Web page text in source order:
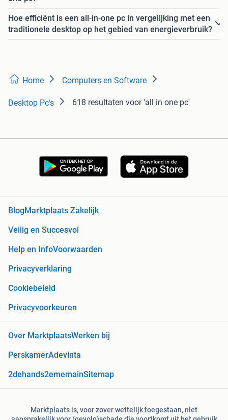
Hoe efficiënt is een all-in-one pc in vergelijking met een
traditionele desktop op het gebied van energieverbruik?
Home Computers en Software
Desktop Pc's 618 resultaten voor 'all in one pc'
BlogMarktplaats Zakelijk
Veilig en Succesvol
Help en InfoVoorwaarden
Privacyverklaring
Cookiebeleid
Privacyvoorkeuren
Over MarktplaatsWerken bij
PerskamerAdevinta
2dehands2ememainSitemap
Marktplaats is, voor zover wettelijk toegestaan, niet